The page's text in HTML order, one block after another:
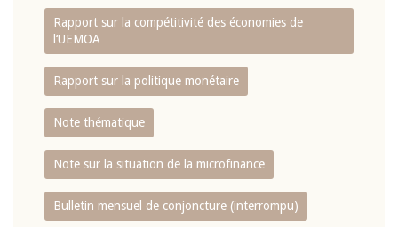
Rapport sur la compétitivité des économies de
l‘UEMOA
Rapport sur la politique monétaire
Note thématique
Note sur la situation de la microfinance
Bulletin mensuel de conjoncture (interrompu)